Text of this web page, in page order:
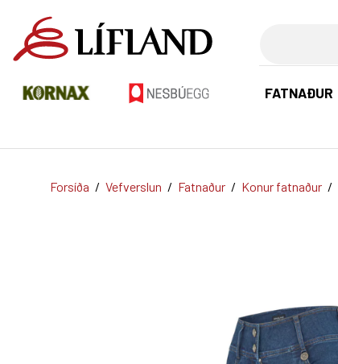
FATNAÐUR
Forsíða / Vefverslun / Fatnaður / Konur fatnaður /